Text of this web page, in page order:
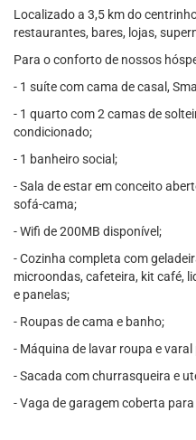
Localizado a 3,5 km do
restaurantes, bares, lojas,
Para o conforto de nossos
- 1 suíte com cama de casal,
- 1 quarto com 2 camas de
condicionado;
- 1 banheiro social;
- Sala de estar em conceito
sofá-cama;
- Wifi de 200MB disponível;
- Cozinha completa com
microondas, cafeteira, kit café,
e panelas;
- Roupas de cama e banho;
- Máquina de lavar roupa e varal
- Sacada com churrasqueira e
- Vaga de garagem coberta